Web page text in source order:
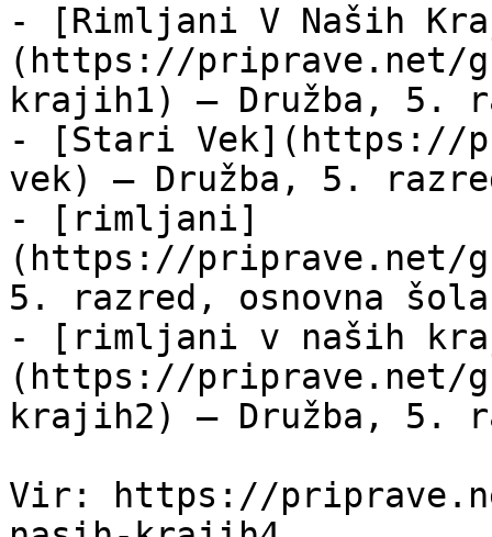
- [Rimljani V Naših
(https://priprave.net/
krajih1) — Družba, 5.
- [Stari Vek](https://
vek) — Družba, 5.
- [rimljani]
(https://priprave.net/
5. razred, osnovna šola
- [rimljani v naših
(https://priprave.net/
krajih2) — Družba, 5.
Vir: https://